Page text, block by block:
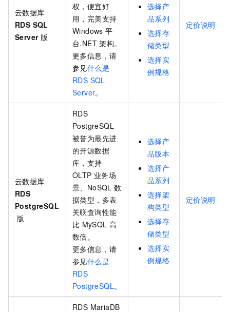
云数据库
RDS SQL
Server 版
权，便宜好
用，完美支持
Windows 平
台.NET 架构。
更多信息，请
参见什么是
RDS SQL
Server。
选择产
品系列
选择存
储类型
选择实
例规格
定价说明
云数据库
RDS
PostgreSQL
版
RDS
PostgreSQL
被誉为最先进
的开源数据
库，支持
OLTP 业务场
景、NoSQL 数
据类型，多表
关联查询性能
比 MySQL 高
数倍。
更多信息，请
参见什么是
RDS
PostgreSQL。
选择产
品版本
选择产
品系列
选择架
构类型
选择存
储类型
选择实
例规格
定价说明
RDS MariaDB